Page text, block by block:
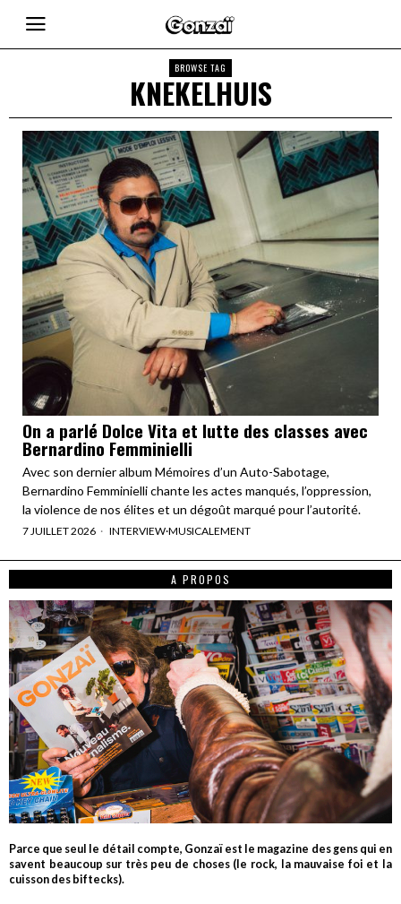
BROWSE TAG
KNEKELHUIS
On a parlé Dolce Vita et lutte des classes avec
Bernardino Femminielli
Avec son dernier album Mémoires d’un Auto-Sabotage,
Bernardino Femminielli chante les actes manqués, l’oppression,
la violence de nos élites et un dégoût marqué pour l’autorité.
7 JUILLET 2026 INTERVIEW·MUSICALEMENT
A PROPOS
Parce que seul le détail compte, Gonzaï est le magazine des gens qui en
savent beaucoup sur très peu de choses (le rock, la mauvaise foi et la
cuisson des biftecks).